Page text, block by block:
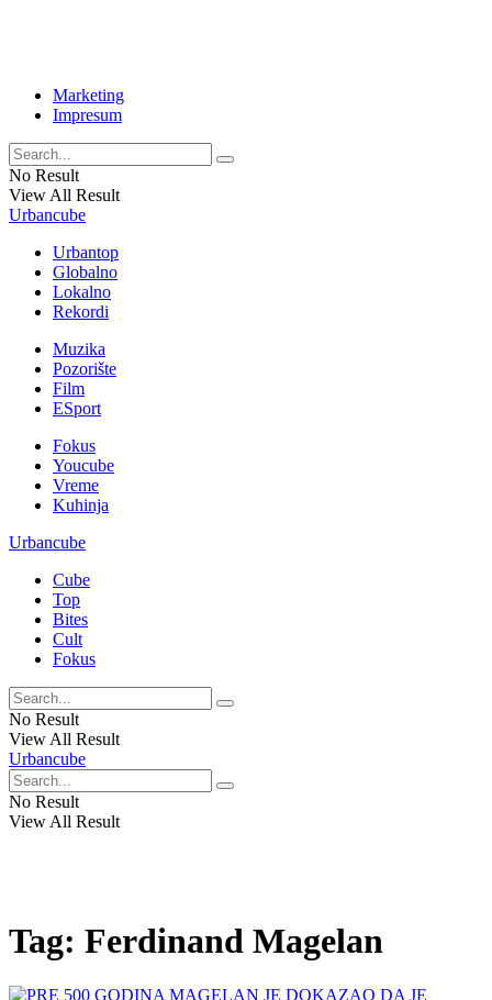
Marketing
Impresum
No Result
View All Result
Urbancube
Urbantop
Globalno
Lokalno
Rekordi
Muzika
Pozorište
Film
ESport
Fokus
Youcube
Vreme
Kuhinja
Urbancube
Cube
Top
Bites
Cult
Fokus
No Result
View All Result
Urbancube
No Result
View All Result
Tag: Ferdinand Magelan